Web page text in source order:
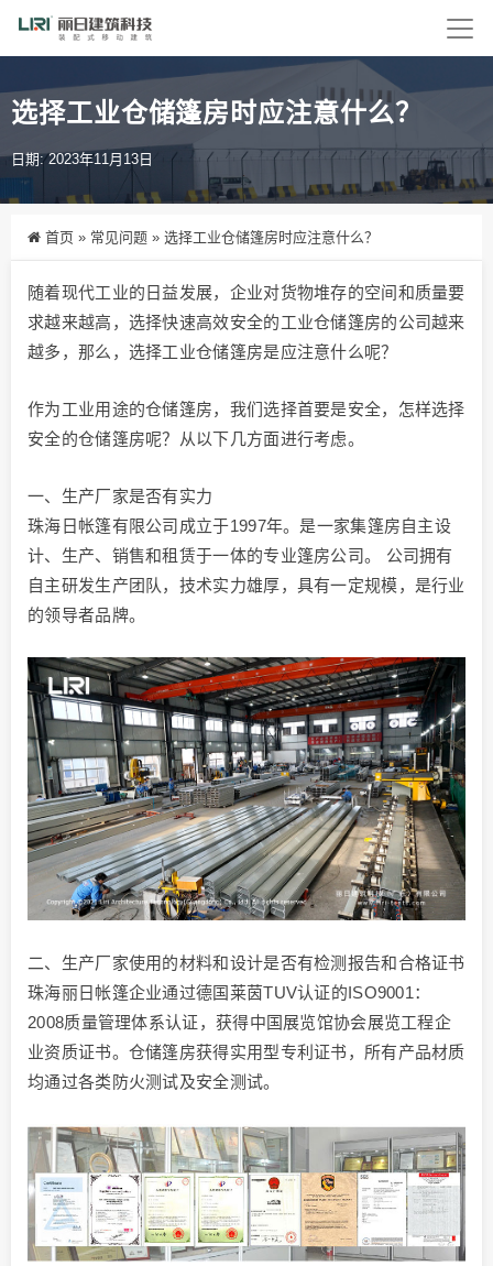
选择工业仓储篷房时应注意什么？
日期: 2023年11月13日
首页 » 常见问题 » 选择工业仓储篷房时应注意什么？
随着现代工业的日益发展，企业对货物堆存的空间和质量要
求越来越高，选择快速高效安全的工业仓储篷房的公司越来
越多，那么，选择工业仓储篷房是应注意什么呢？
作为工业用途的仓储篷房，我们选择首要是安全，怎样选择
安全的仓储篷房呢？从以下几方面进行考虑。
一、生产厂家是否有实力
珠海日帐篷有限公司成立于1997年。是一家集篷房自主设
计、生产、销售和租赁于一体的专业篷房公司。 公司拥有
自主研发生产团队，技术实力雄厚，具有一定规模，是行业
的领导者品牌。
二、生产厂家使用的材料和设计是否有检测报告和合格证书
珠海丽日帐篷企业通过德国莱茵TUV认证的ISO9001：
2008质量管理体系认证，获得中国展览馆协会展览工程企
业资质证书。仓储篷房获得实用型专利证书，所有产品材质
均通过各类防火测试及安全测试。